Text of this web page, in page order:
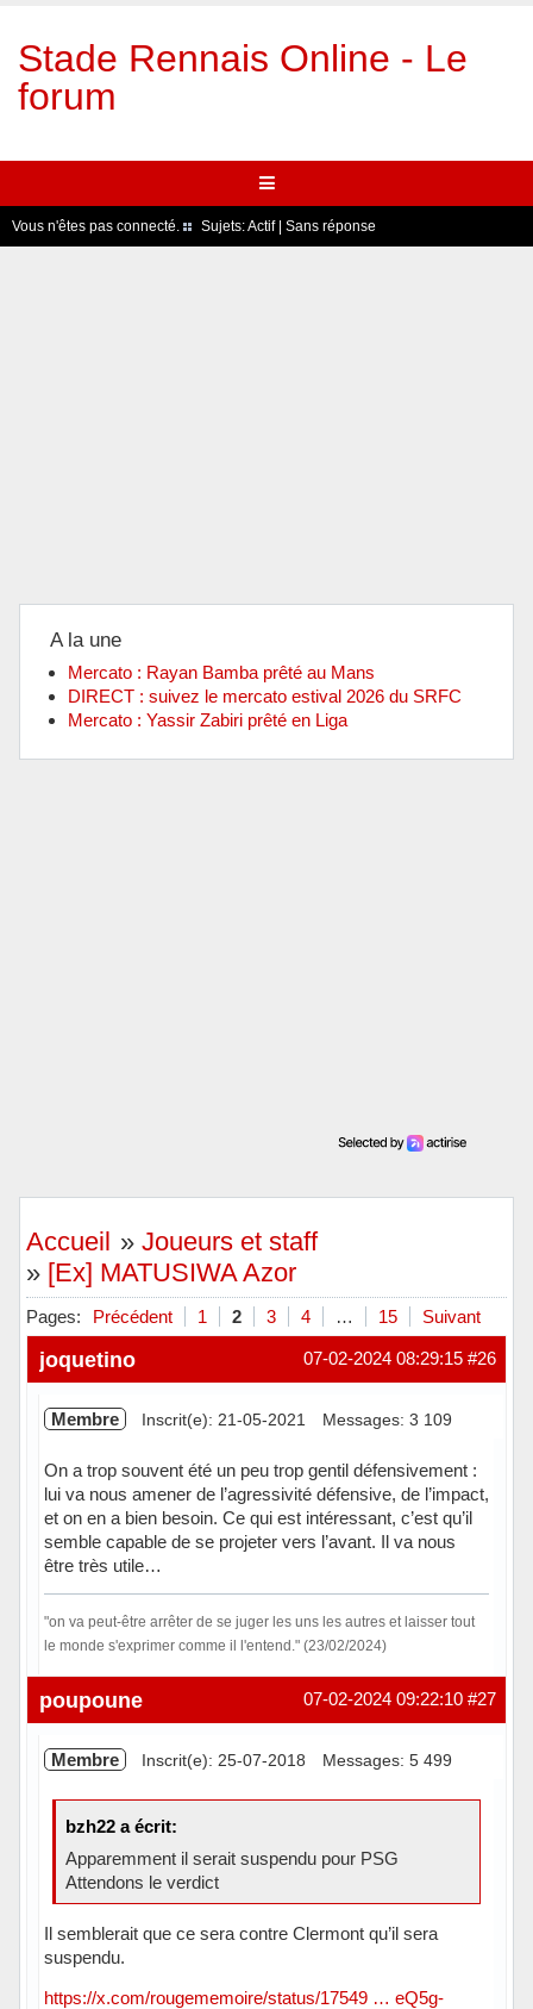
Stade Rennais Online - Le
forum
Vous n'êtes pas connecté. Sujets:Actif| Sans réponse
A la une
Mercato : Rayan Bamba prêté au Mans
DIRECT : suivez le mercato estival 2026 du SRFC
Mercato : Yassir Zabiri prêté en Liga
Accueil »Joueurs et staff
» [Ex] MATUSIWA Azor
Pages: Précédent 1 2 3 4 … 15 Suivant
#26
07-02-2024 08:29:15
joquetino
Membre Inscrit(e): 21-05-2021 Messages: 3 109
On a trop souvent été un peu trop gentil défensivement :
lui va nous amener de l’agressivité défensive, de l’impact,
et on en a bien besoin. Ce qui est intéressant, c’est qu’il
semble capable de se projeter vers l’avant. Il va nous
être très utile…
"on va peut-être arrêter de se juger les uns les autres et laisser tout
le monde s'exprimer comme il l'entend." (23/02/2024)
Hors ligne #27
07-02-2024 09:22:10
poupoune
Membre Inscrit(e): 25-07-2018 Messages: 5 499
bzh22 a écrit:
Apparemment il serait suspendu pour PSG
Attendons le verdict
Il semblerait que ce sera contre Clermont qu’il sera
suspendu.
https://x.com/rougememoire/status/17549 … eQ5g-